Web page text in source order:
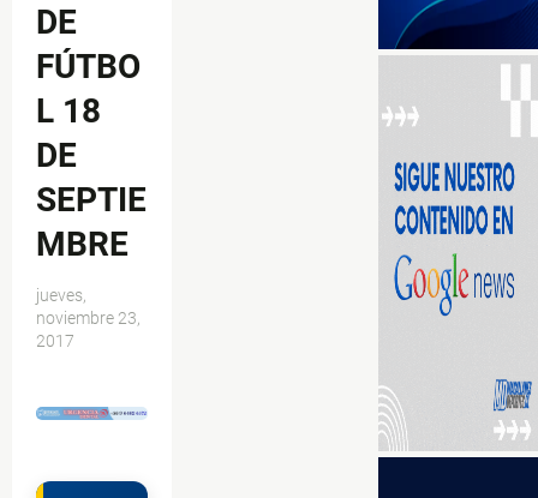
DE
FÚTBO
L 18
DE
SEPTIE
MBRE
jueves,
noviembre 23,
2017